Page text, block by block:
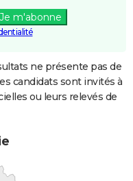
Je m'abonne
ne présente pas de
candidats sont invités à
ou leurs relevés de